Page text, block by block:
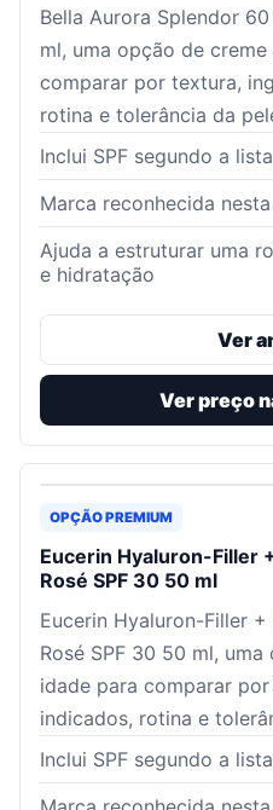
Bella Aurora Splendor
ml, uma opção de
comparar por textura,
rotina e tolerância da
Inclui SPF segundo a
Marca reconhecida
Ajuda a estruturar uma
e hidratação
Ver
Ver preço
OPÇÃO PREMIUM
Eucerin Hyaluron-Filler
Rosé SPF 30 50 ml
Eucerin Hyaluron-Filler
Rosé SPF 30 50 ml,
idade para comparar
indicados, rotina e
Inclui SPF segundo a